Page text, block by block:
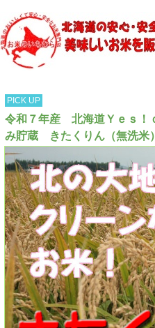
PICK UP
令和７年産 北海道Ｙｅｓ！
み貯蔵 きたくりん（無洗